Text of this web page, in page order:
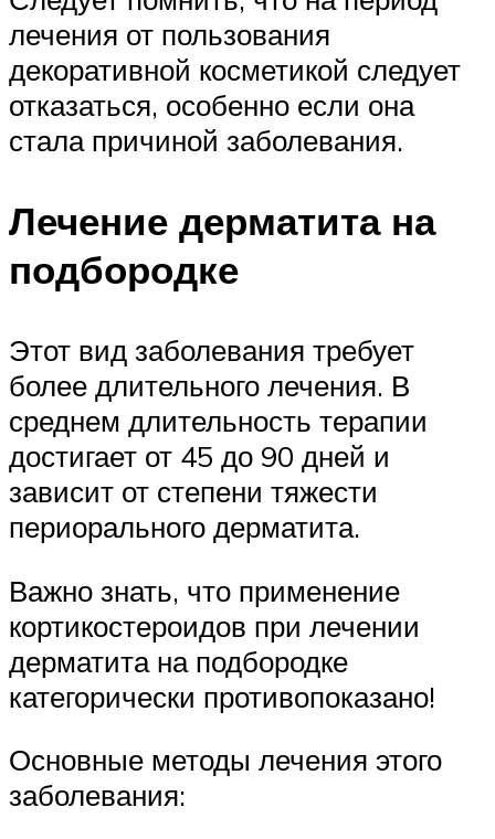
лечения от пользования
декоративной косметикой следует
отказаться, особенно если она
стала причиной заболевания.
Лечение дерматита на
подбородке
Этот вид заболевания требует
более длительного лечения. В
среднем длительность терапии
достигает от 45 до 90 дней и
зависит от степени тяжести
периорального дерматита.
Важно знать, что применение
кортикостероидов при лечении
дерматита на подбородке
категорически противопоказано!
Основные методы лечения этого
заболевания: